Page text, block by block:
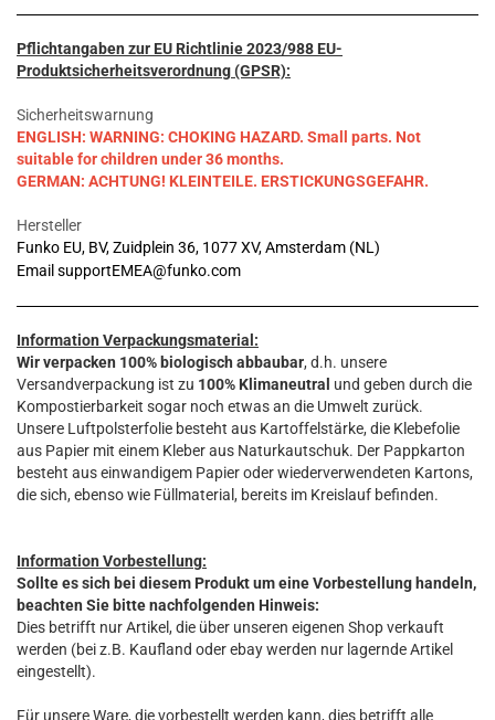
Pflichtangaben zur EU Richtlinie 2023/988 EU-
Produktsicherheitsverordnung (GPSR):
Sicherheitswarnung
ENGLISH: WARNING: CHOKING HAZARD. Small parts. Not
suitable for children under 36 months.
GERMAN: ACHTUNG! KLEINTEILE. ERSTICKUNGSGEFAHR.
Hersteller
Funko EU, BV, Zuidplein 36, 1077 XV, Amsterdam (NL)
Email supportEMEA@funko.com
Information Verpackungsmaterial:
Wir verpacken 100% biologisch abbaubar, d.h. unsere
Versandverpackung ist zu 100% Klimaneutral und geben durch die
Kompostierbarkeit sogar noch etwas an die Umwelt zurück.
Unsere Luftpolsterfolie besteht aus Kartoffelstärke, die Klebefolie
aus Papier mit einem Kleber aus Naturkautschuk. Der Pappkarton
besteht aus einwandigem Papier oder wiederverwendeten Kartons,
die sich, ebenso wie Füllmaterial, bereits im Kreislauf befinden.
Information Vorbestellung:
Sollte es sich bei diesem Produkt um eine Vorbestellung handeln,
beachten Sie bitte nachfolgenden Hinweis:
Dies betrifft nur Artikel, die über unseren eigenen Shop verkauft
werden (bei z.B. Kaufland oder ebay werden nur lagernde Artikel
eingestellt).
Für unsere Ware, die vorbestellt werden kann, dies betrifft alle